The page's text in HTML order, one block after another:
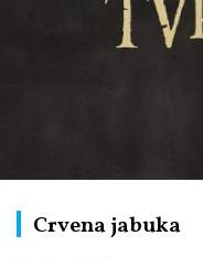
Crvena jabuka